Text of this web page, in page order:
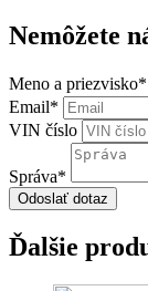
Nemôžete
Meno a priezvisko*
Email*
VIN číslo
Správa*
Odoslať dotaz
Ďalšie